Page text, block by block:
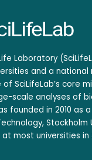
Laboratory
and a
of SciLifeLab’s core
scale analyses of
founded in 2010 as
Stockholm
most universities in